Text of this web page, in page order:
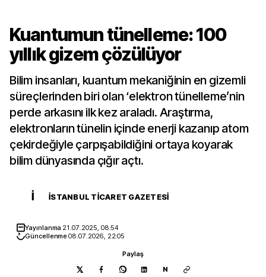
Kuantumun tünelleme: 100
yıllık gizem çözülüyor
Bilim insanları, kuantum mekaniğinin en gizemli
süreçlerinden biri olan ‘elektron tünelleme’nin
perde arkasını ilk kez araladı. Araştırma,
elektronların tünelin içinde enerji kazanıp atom
çekirdeğiyle çarpışabildiğini ortaya koyarak
bilim dünyasında çığır açtı.
İ İSTANBUL TICARET GAZETESI
Yayınlanma 21.07.2025, 08:54
Güncellenme08.07.2026, 22:05
Paylaş
N